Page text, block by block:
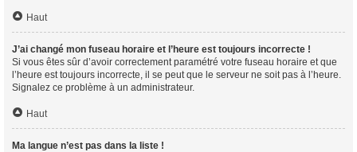
Haut
J’ai changé mon fuseau horaire et l’heure est toujours incorrecte !
Si vous êtes sûr d’avoir correctement paramétré votre fuseau horaire et que
l’heure est toujours incorrecte, il se peut que le serveur ne soit pas à l’heure.
Signalez ce problème à un administrateur.
Haut
Ma langue n’est pas dans la liste !